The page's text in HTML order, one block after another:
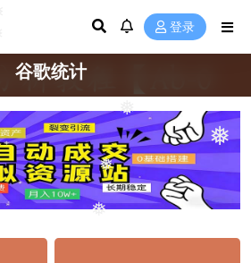
❅
❅
❅
❅
登录
谷歌统计